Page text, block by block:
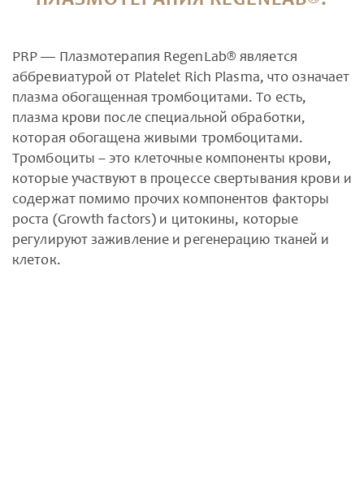
PRP — Плазмотерапия RegenLab® является
аббревиатурой от Platelet Rich Plasma, что означает
плазма обогащенная тромбоцитами. То есть,
плазма крови после специальной обработки,
которая обогащена живыми тромбоцитами.
Тромбоциты – это клеточные компоненты крови,
которые участвуют в процессе свертывания крови и
содержат помимо прочих компонентов факторы
роста (Growth factors) и цитокины, которые
регулируют заживление и регенерацию тканей и
клеток.